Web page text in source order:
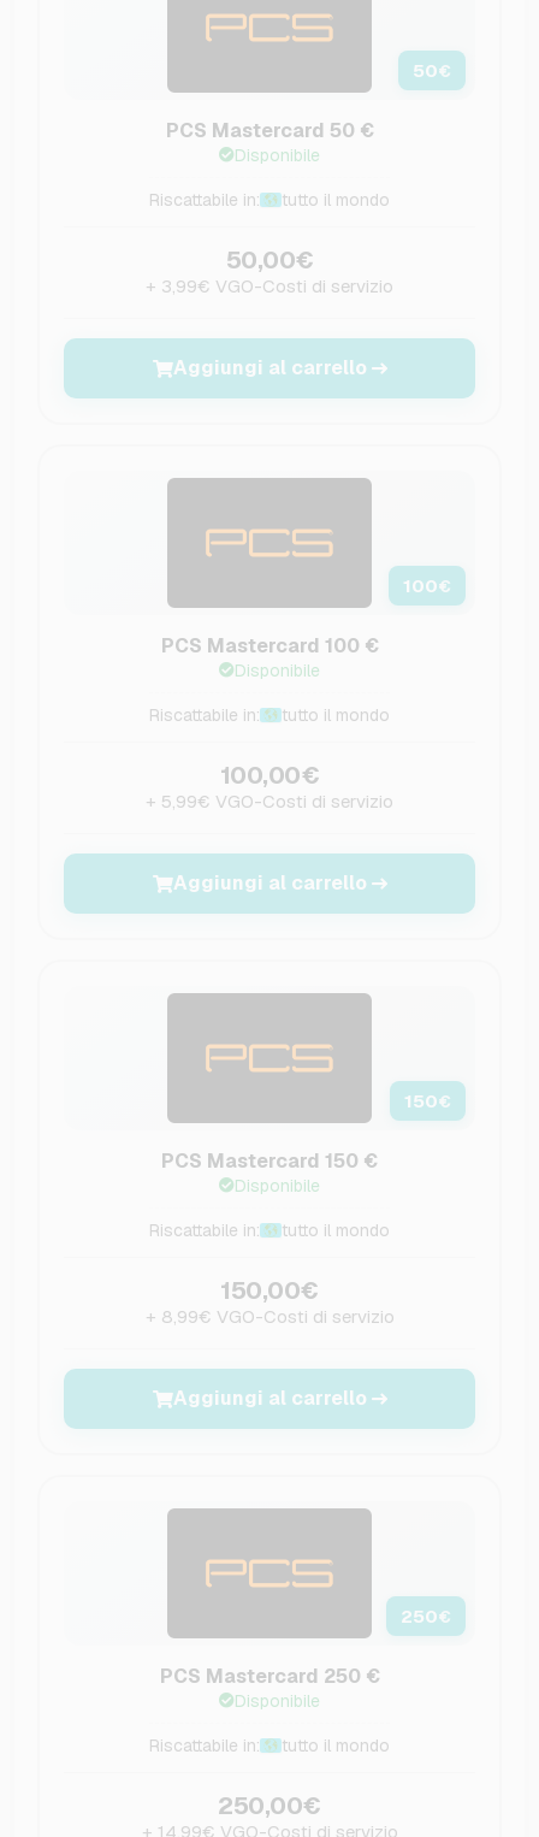
50€
PCS Mastercard 50 €
Disponibile
Riscattabile in: tutto il mondo
50,00€
+ 3,99€ VGO-Costi di servizio
Aggiungi al carrello
100€
PCS Mastercard 100 €
Disponibile
Riscattabile in: tutto il mondo
100,00€
+ 5,99€ VGO-Costi di servizio
Aggiungi al carrello
150€
PCS Mastercard 150 €
Disponibile
Riscattabile in: tutto il mondo
150,00€
+ 8,99€ VGO-Costi di servizio
Aggiungi al carrello
250€
PCS Mastercard 250 €
Disponibile
Riscattabile in: tutto il mondo
250,00€
+ 14,99€ VGO-Costi di servizio